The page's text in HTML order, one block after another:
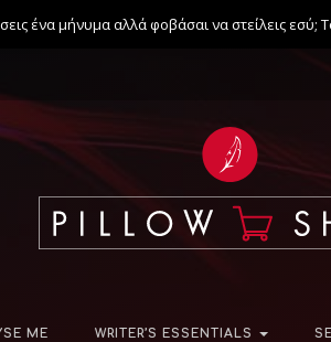
ένα μήνυμα αλλά φοβάσαι να στείλεις εσύ;
ME WRITER’S ESSENTIALS